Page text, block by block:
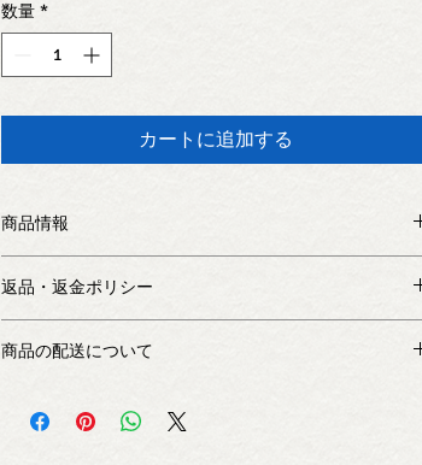
数量 *
カートに追加する
商品情報
明に加え、商品の特徴やおすすめのポイントなどを説明
しましょう。
返品・返金ポリシー
だけなかった場合の返品・返金ポリシーと手順を説明し
頼を獲得し、安心して商品をご購入いただけます。
商品の配送について
する情報を入力してください。配送情報を明確にするこ